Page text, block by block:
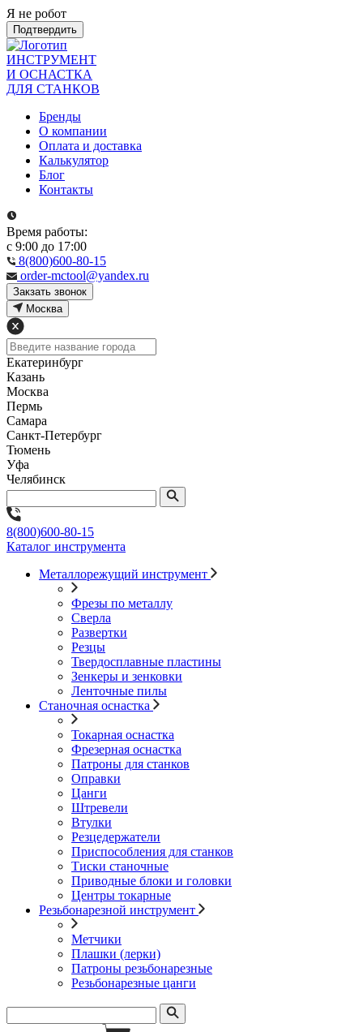
Я не робот
Подтвердить
ИНСТРУМЕНТ
И ОСНАСТКА
ДЛЯ СТАНКОВ
Бренды
О компании
Оплата и доставка
Калькулятор
Блог
Контакты
Время работы:
с 9:00 до 17:00
8(800)600-80-15
order-mctool@yandex.ru
Закзать звонок
Москва
Екатеринбург
Казань
Москва
Пермь
Самара
Санкт-Петербург
Тюмень
Уфа
Челябинск
8(800)600-80-15
Каталог инструмента
Металлорежущий инструмент
Фрезы по металлу
Сверла
Развертки
Резцы
Твердосплавные пластины
Зенкеры и зенковки
Ленточные пилы
Станочная оснастка
Токарная оснастка
Фрезерная оснастка
Патроны для станков
Оправки
Цанги
Штревели
Втулки
Резцедержатели
Приспособления для станков
Тиски станочные
Приводные блоки и головки
Центры токарные
Резьбонарезной инструмент
Метчики
Плашки (лерки)
Патроны резьбонарезные
Резьбонарезные цанги